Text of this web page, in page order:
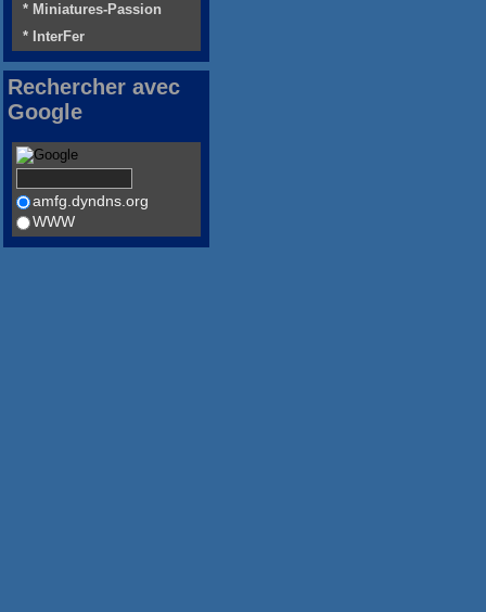
* Miniatures-Passion
* InterFer
Rechercher avec
Google
amfg.dyndns.org
WWW